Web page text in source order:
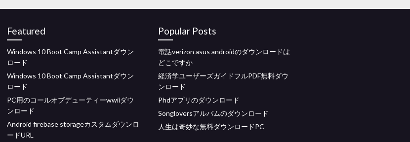
Featured
Windows 10 Boot Camp Assistantダウン
ロード
Windows 10 Boot Camp Assistantダウン
ロード
PC用のコールオブデューティーwwiiダウ
ンロード
Android firebase storageカスタムダウンロ
ードURL
Popular Posts
電話verizon asus androidのダウンロードは
どこですか
経済学ユーザーズガイドフルPDF無料ダウ
ンロード
Phdアプリのダウンロード
Songloversアルバムのダウンロード
人生は奇妙な無料ダウンロードPC